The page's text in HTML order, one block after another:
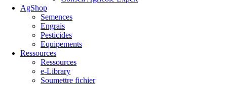
AgShop
Semences
Engrais
Pesticides
Equipements
Ressources
Ressources
e-Library
Soumettre fichier